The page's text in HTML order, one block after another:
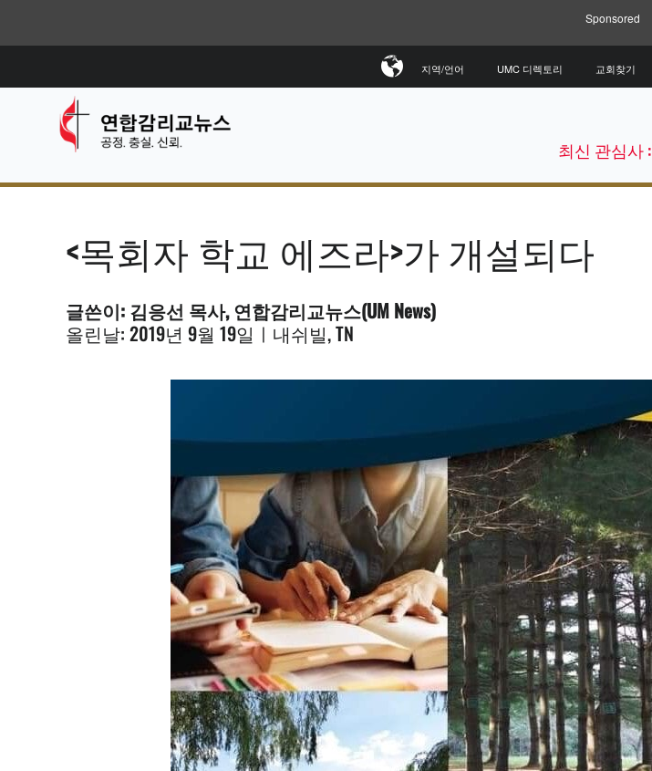
Sponsored
최신 관심사 :
지역/언어 UMC 디렉토리 교회찾기
<목회자 학교 에즈라>가 개설되다
글쓴이: 김응선 목사, 연합감리교뉴스(UM News)
올린날: 2019년 9월 19일ㅣ내쉬빌, TN